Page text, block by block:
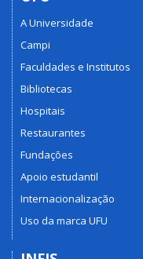
A Universidade
Campi
Faculdades e Institutos
Bibliotecas
Hospitais
Restaurantes
Fundações
Apoio estudantil
Internacionalização
Uso da marca UFU